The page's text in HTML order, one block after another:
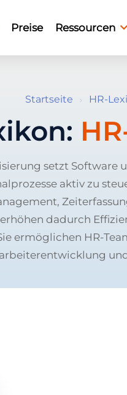
Preise Ressourcen
Startseite › HR-
setzt Software
aktiv zu
dadurch
ermöglichen HR-